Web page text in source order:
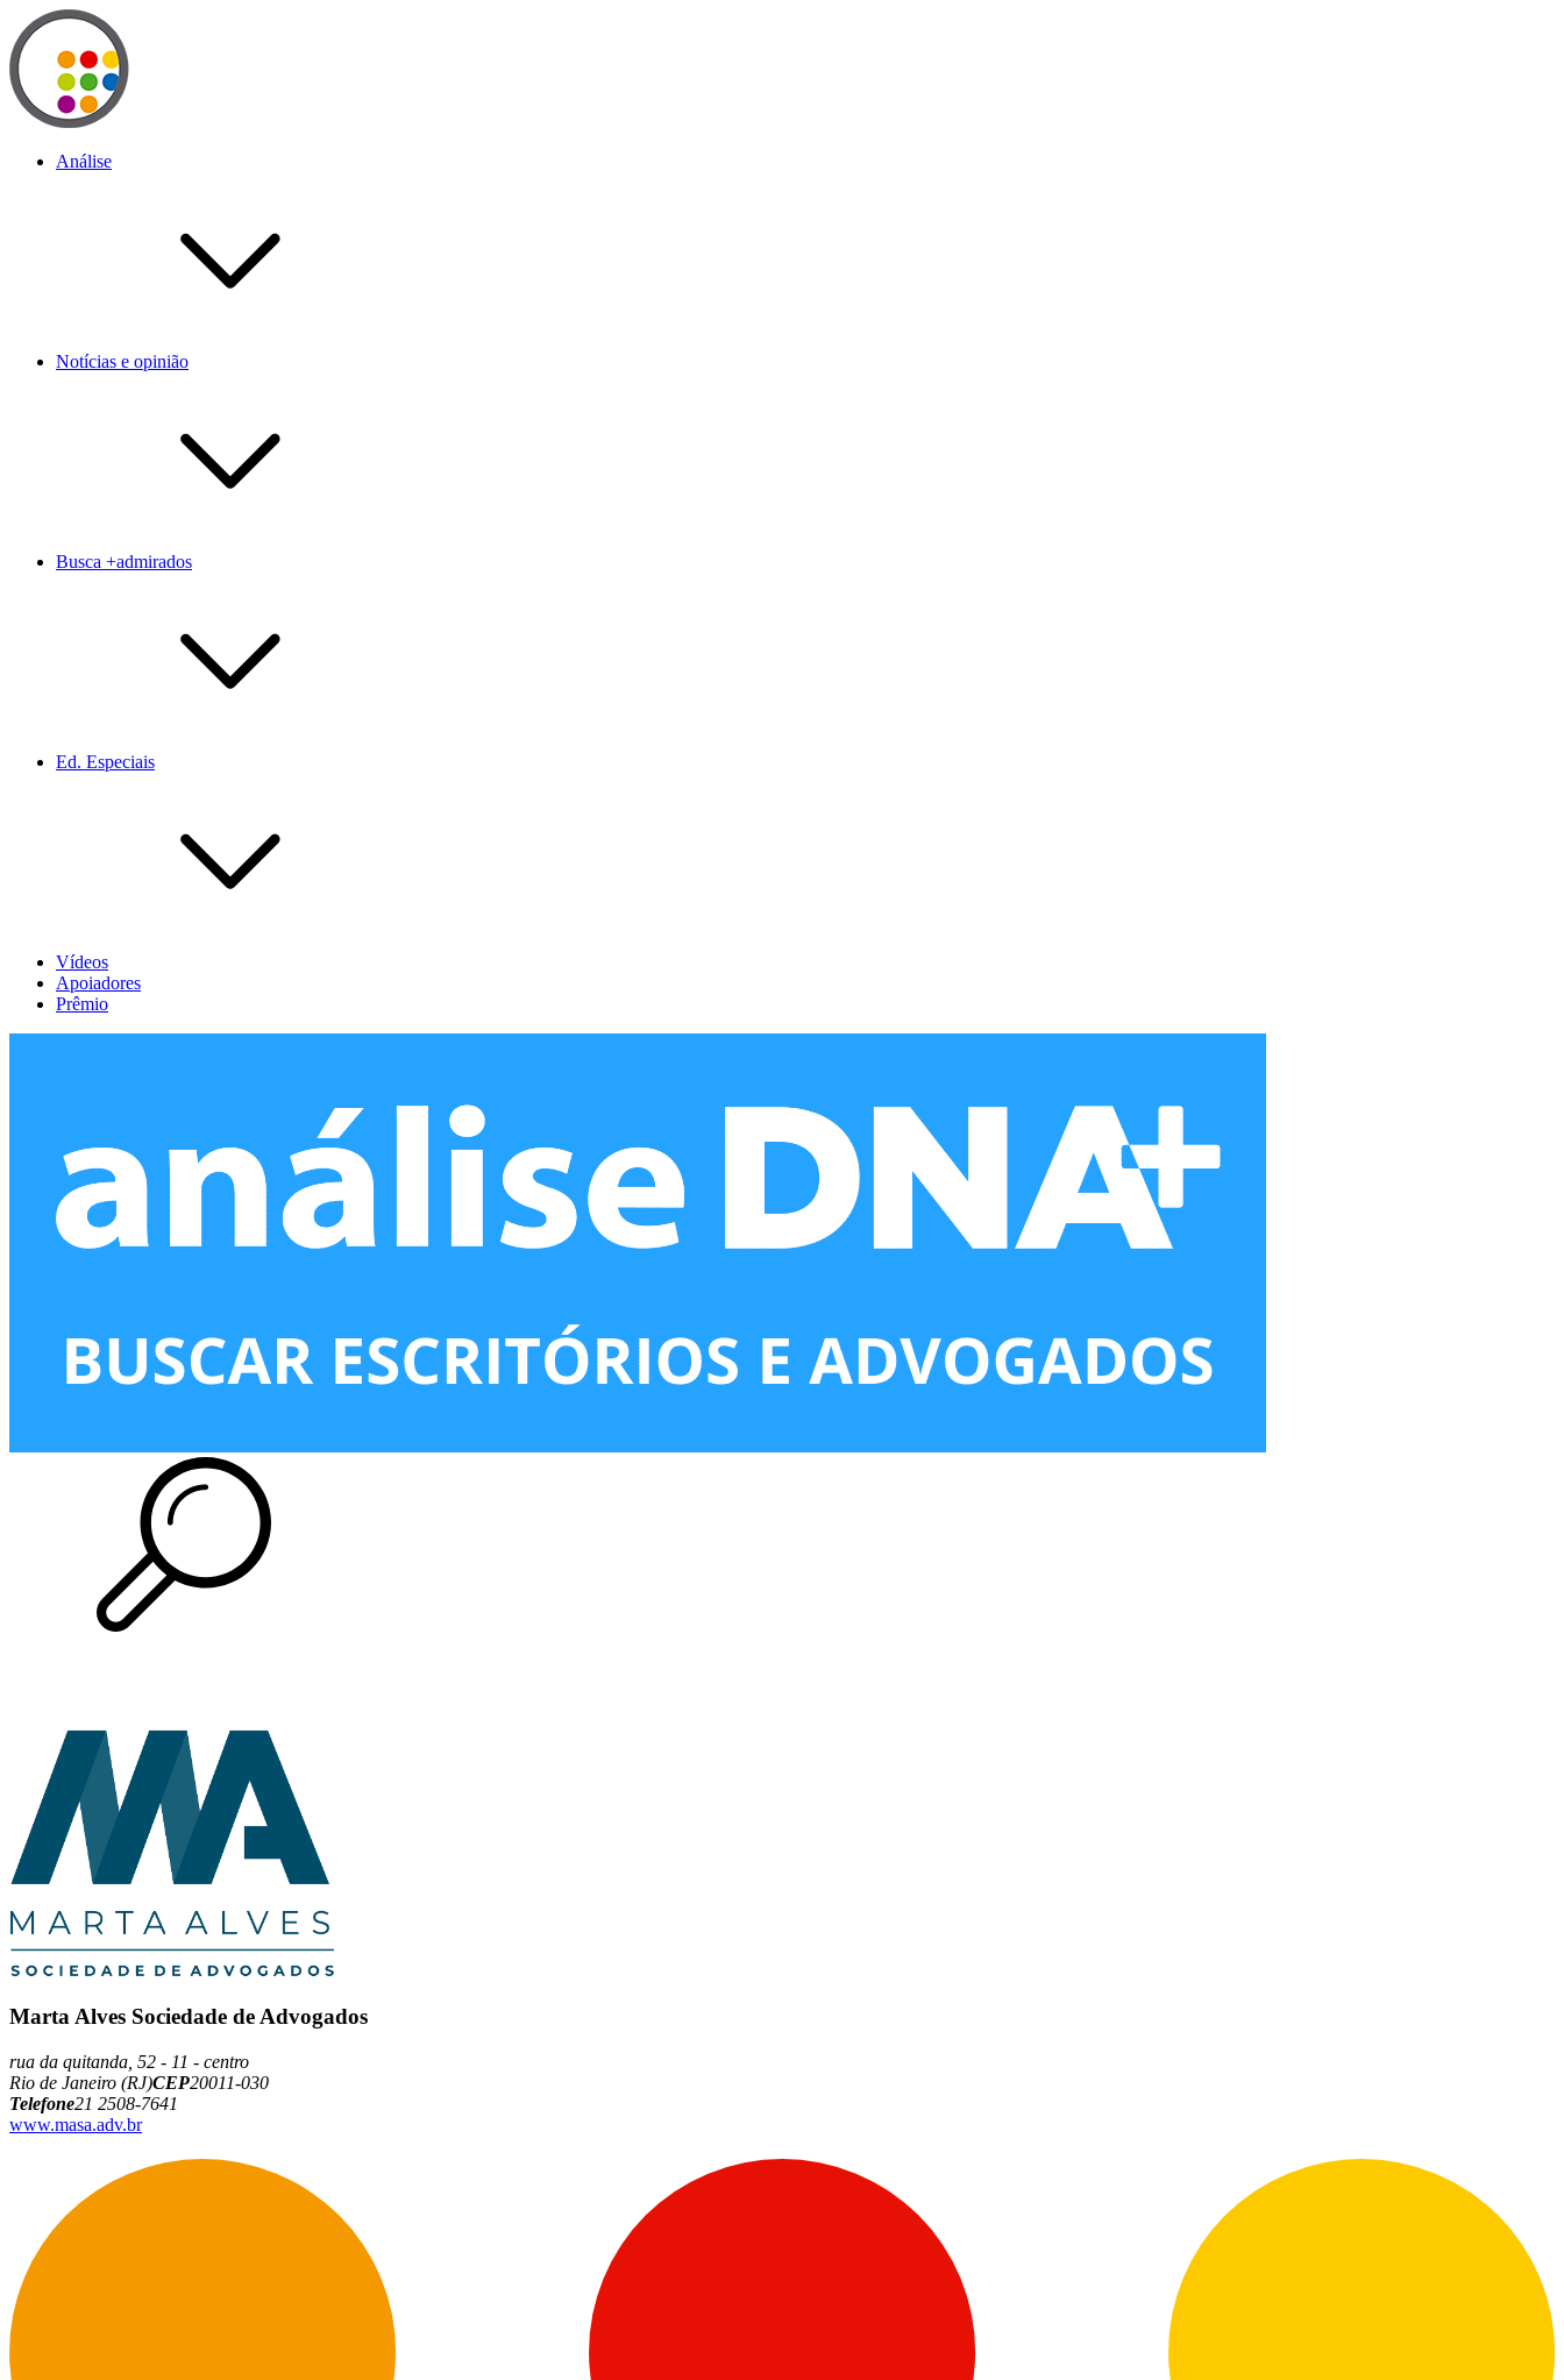
Análise
Notícias e opinião
Busca +admirados
Ed. Especiais
Vídeos
Apoiadores
Prêmio
Marta Alves Sociedade de Advogados
rua da quitanda, 52 - 11 - centro
Rio de Janeiro (RJ)CEP20011-030
Telefone21 2508-7641
www.masa.adv.br